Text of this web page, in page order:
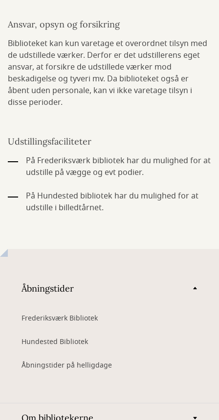
Ansvar, opsyn og forsikring
Biblioteket kan kun varetage et overordnet tilsyn med
de udstillede værker. Derfor er det udstillerens eget
ansvar, at forsikre de udstillede værker mod
beskadigelse og tyveri mv. Da biblioteket også er
åbent uden personale, kan vi ikke varetage tilsyn i
disse perioder.
Udstillingsfaciliteter
På Frederiksværk bibliotek har du mulighed for at
udstille på vægge og evt podier.
På Hundested bibliotek har du mulighed for at
udstille i billedtårnet.
Åbningstider
Frederiksværk Bibliotek
Hundested Bibliotek
Åbningstider på helligdage